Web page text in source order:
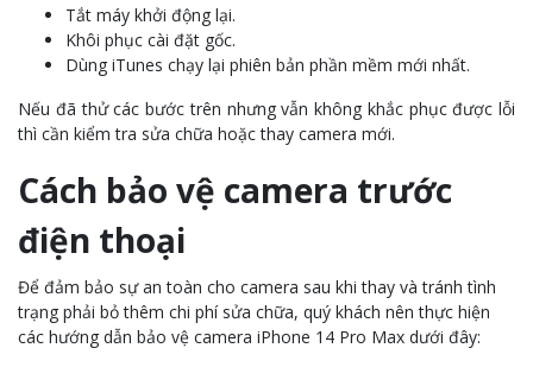
Tắt máy khởi động lại.
Khôi phục cài đặt gốc.
Dùng iTunes chạy lại phiên bản phần mềm mới nhất.
Nếu đã thử các bước trên nhưng vẫn không khắc phục được lỗi
thì cần kiểm tra sửa chữa hoặc thay camera mới.
Cách bảo vệ camera trước
điện thoại
Để đảm bảo sự an toàn cho camera sau khi thay và tránh tình
trạng phải bỏ thêm chi phí sửa chữa, quý khách nên thực hiện
các hướng dẫn bảo vệ camera iPhone 14 Pro Max dưới đây: